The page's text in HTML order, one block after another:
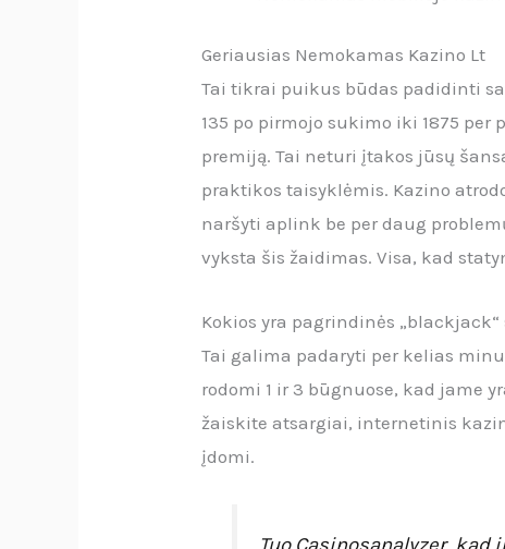
Geriausias Nemokamas Kazino Lt
Tai tikrai puikus būdas padidinti
135 po pirmojo sukimo iki 1875
premiją. Tai neturi įtakos jūsų
praktikos taisyklėmis. Kazino
naršyti aplink be per daug
vyksta šis žaidimas. Visa, kad
Kokios yra pagrindinės
Tai galima padaryti per kelias
rodomi 1 ir 3 būgnuose, kad jame
žaiskite atsargiai, internetinis
įdomi.